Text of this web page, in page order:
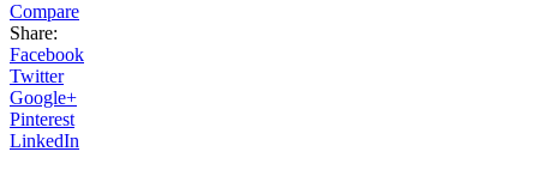
Compare
Share:
Facebook
Twitter
Google+
Pinterest
LinkedIn